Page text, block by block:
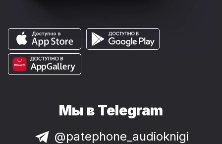
Мы в Telegram
@patephone_audioknigi